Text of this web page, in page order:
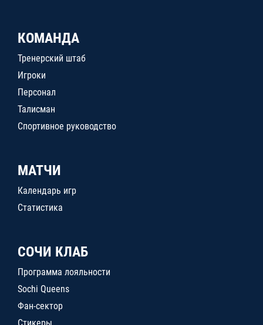
КОМАНДА
Тренерский штаб
Игроки
Персонал
Талисман
Спортивное руководство
МАТЧИ
Календарь игр
Статистика
СОЧИ КЛАБ
Программа лояльности
Sochi Queens
Фан-сектор